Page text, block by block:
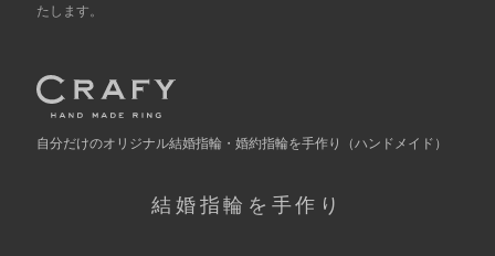
たします。
自分だけのオリジナル結婚指輪・婚約指輪を手作り （ハンドメイド）
結婚指輪を手作り